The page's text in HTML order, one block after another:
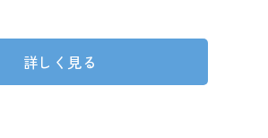
詳しく見る